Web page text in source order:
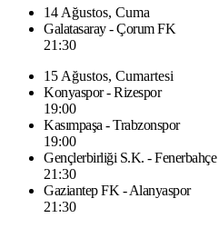
14 Ağustos, Cuma
Galatasaray - Çorum FK
21:30
15 Ağustos, Cumartesi
Konyaspor - Rizespor
19:00
Kasımpaşa - Trabzonspor
19:00
Gençlerbirliği S.K. - Fenerbahçe
21:30
Gaziantep FK - Alanyaspor
21:30